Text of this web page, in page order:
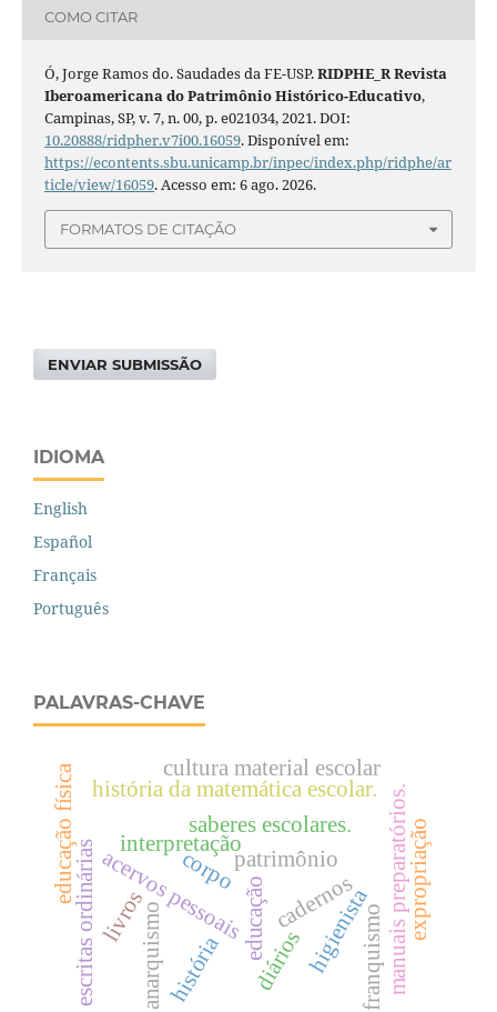
COMO CITAR
Ó, Jorge Ramos do. Saudades da FE-USP.RIDPHE_R Revista
Iberoamericana do Patrimônio Histórico-Educativo,
Campinas, SP, v. 7, n. 00, p. e021034, 2021. DOI:
10.20888/ridpher.v7i00.16059. Disponível em:
https://econtents.sbu.unicamp.br/inpec/index.php/ridphe/ar
ticle/view/16059. Acesso em: 6 ago. 2026.
FORMATOS DE CITAÇÃO
ENVIAR SUBMISSÃO
IDIOMA
English
Español
Français
Português
PALAVRAS-CHAVE
educação
interpretação
patrimônio
acervos pessoais
escritas ordinárias cadernos manuais preparatórios.
saberes escolares.
história da matemática escolar.
diários
cultura material escolar
anarquismo história higienista
educação física corpo expropriação
franquismo
livros